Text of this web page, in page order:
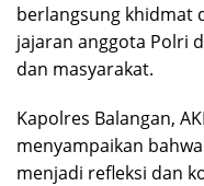
berlangsung khidmat
jajaran anggota Polri
dan masyarakat.
Kapolres Balangan,
menyampaikan
menjadi refleksi dan